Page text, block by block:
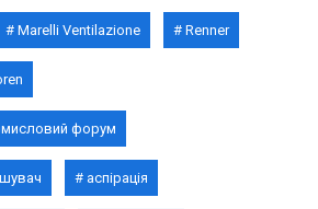
Marelli Ventilazione Renner
форум
аспірація